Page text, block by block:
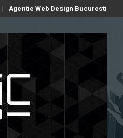
Agentie Web Design Bucuresti